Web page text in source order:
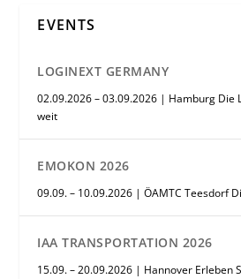
EVENTS
LOGINEXT GERMANY
02.09.2026 – 03.09.2026 | Hamburg Die
weit
EMOKON 2026
09.09. – 10.09.2026 | ÖAMTC Teesdorf
IAA TRANSPORTATION 2026
15.09. – 20.09.2026 | Hannover Erleben